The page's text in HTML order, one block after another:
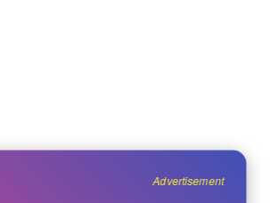
Advertisement